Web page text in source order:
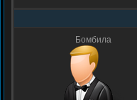
Бомбила